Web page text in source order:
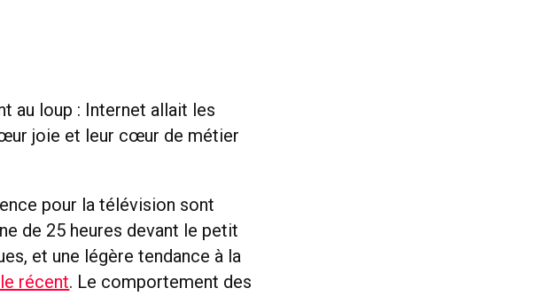
au loup : Internet allait les
joie et leur cœur de métier
pour la télévision sont
de 25 heures devant le petit
et une légère tendance à la
récent. Le comportement des